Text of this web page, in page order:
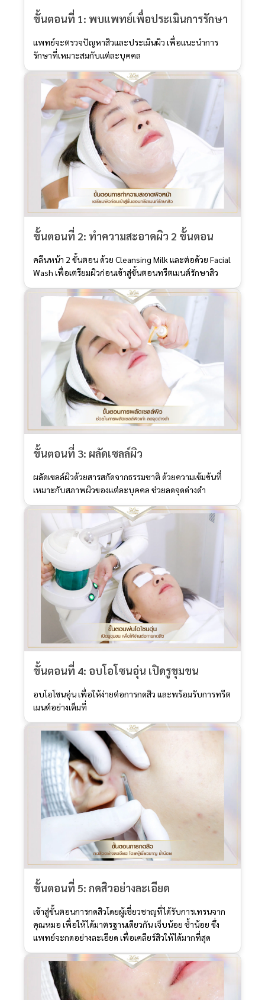
ขั้นตอนที่ 1: พบแพทย์เพื่อประเมินการรักษา
แพทย์จะตรวจปัญหาสิวและประเมินผิว เพื่อแนะนำการ
รักษาที่เหมาะสมกับแต่ละบุคคล
ขั้นตอนที่ 2: ทำความสะอาดผิว 2 ขั้นตอน
คลีนหน้า 2 ขั้นตอน ด้วย Cleansing Milk และต่อด้วย Facial
Wash เพื่อเตรียมผิวก่อนเข้าสู่ขั้นตอนทรีตเมนต์รักษาสิว
ขั้นตอนที่ 3: ผลัดเซลล์ผิว
ผลัดเซลล์ผิวด้วยสารสกัดจากธรรมชาติ ด้วยความเข้มข้นที่
เหมาะกับสภาพผิวของแต่ละบุคคล ช่วยลดจุดด่างดำ
ขั้นตอนที่ 4: อบโอโซนอุ่น เปิดรูขุมขน
อบโอโซนอุ่น เพื่อให้ง่ายต่อการกดสิว และพร้อมรับการทรีต
เมนต์อย่างเต็มที่
ขั้นตอนที่ 5: กดสิวอย่างละเอียด
เข้าสู่ขั้นตอนการกดสิวโดยผู้เชี่ยวชาญที่ได้รับการเทรนจาก
คุณหมอ เพื่อให้ได้มาตรฐานเดียวกัน เจ็บน้อย ช้ำน้อย ซึ่ง
แพทย์จะกดอย่างละเอียด เพื่อเคลียร์สิวให้ได้มากที่สุด